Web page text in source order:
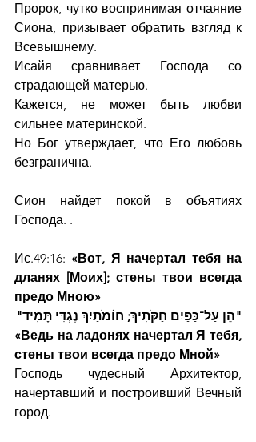
Пророк, чутко воспринимая отчаяние
Сиона, призывает обратить взгляд к
Всевышнему.
Исайя сравнивает Господа со
страдающей матерью.
Кажется, не может быть любви
сильнее материнской.
Но Бог утверждает, что Его любовь
безгранична.
Сион найдет покой в объятиях
Господа. .
Ис.49:16: «Вот, Я начертал тебя на
дланях [Моих]; стены твои всегда
предо Мною»
"הֵן עַל־כַּפַּיִם חַקֹּתִיךְ; חוֹמֹתַיִךְ נֶגְדִּי תָּמִיד"
«Ведь на ладонях начертал Я тебя,
стены твои всегда предо Мной»
Господь чудесный Архитектор,
начертавший и построивший Вечный
город.